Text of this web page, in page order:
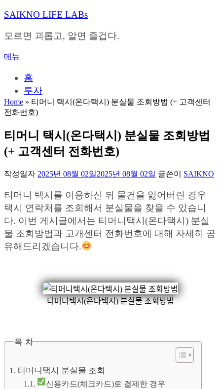
내
으
바
SAIKNO LIFE LABs
모르면 괴롭고, 알면 즐겁다.
메뉴
홈
투자
Home » 티머니 택시(온다택시) 분실물 조회방법 (+ 고객센터
전화번호)
티머니 택시(온다택시) 분실물 조회방법
(+ 고객센터 전화번호)
작성일자 2025년 08월 02일2025년 08월 02일 글쓴이 SAIKNO
티머니 택시를 이용하신 뒤 물건을 잃어버린 경우
택시 연락처를 조회해서 분실물을 찾을 수 있습니
다. 이번 게시글에서는 티머니택시(온다택시) 분실
물 조회방법과 고개센터 전화번호에 대해 자세히 공
유해드리겠습니다.
티머니택시(온다택시) 분실물 조회방법
목 차
티머니택시 분실물 조회
신용카드(체크카드)로 결제한 경우